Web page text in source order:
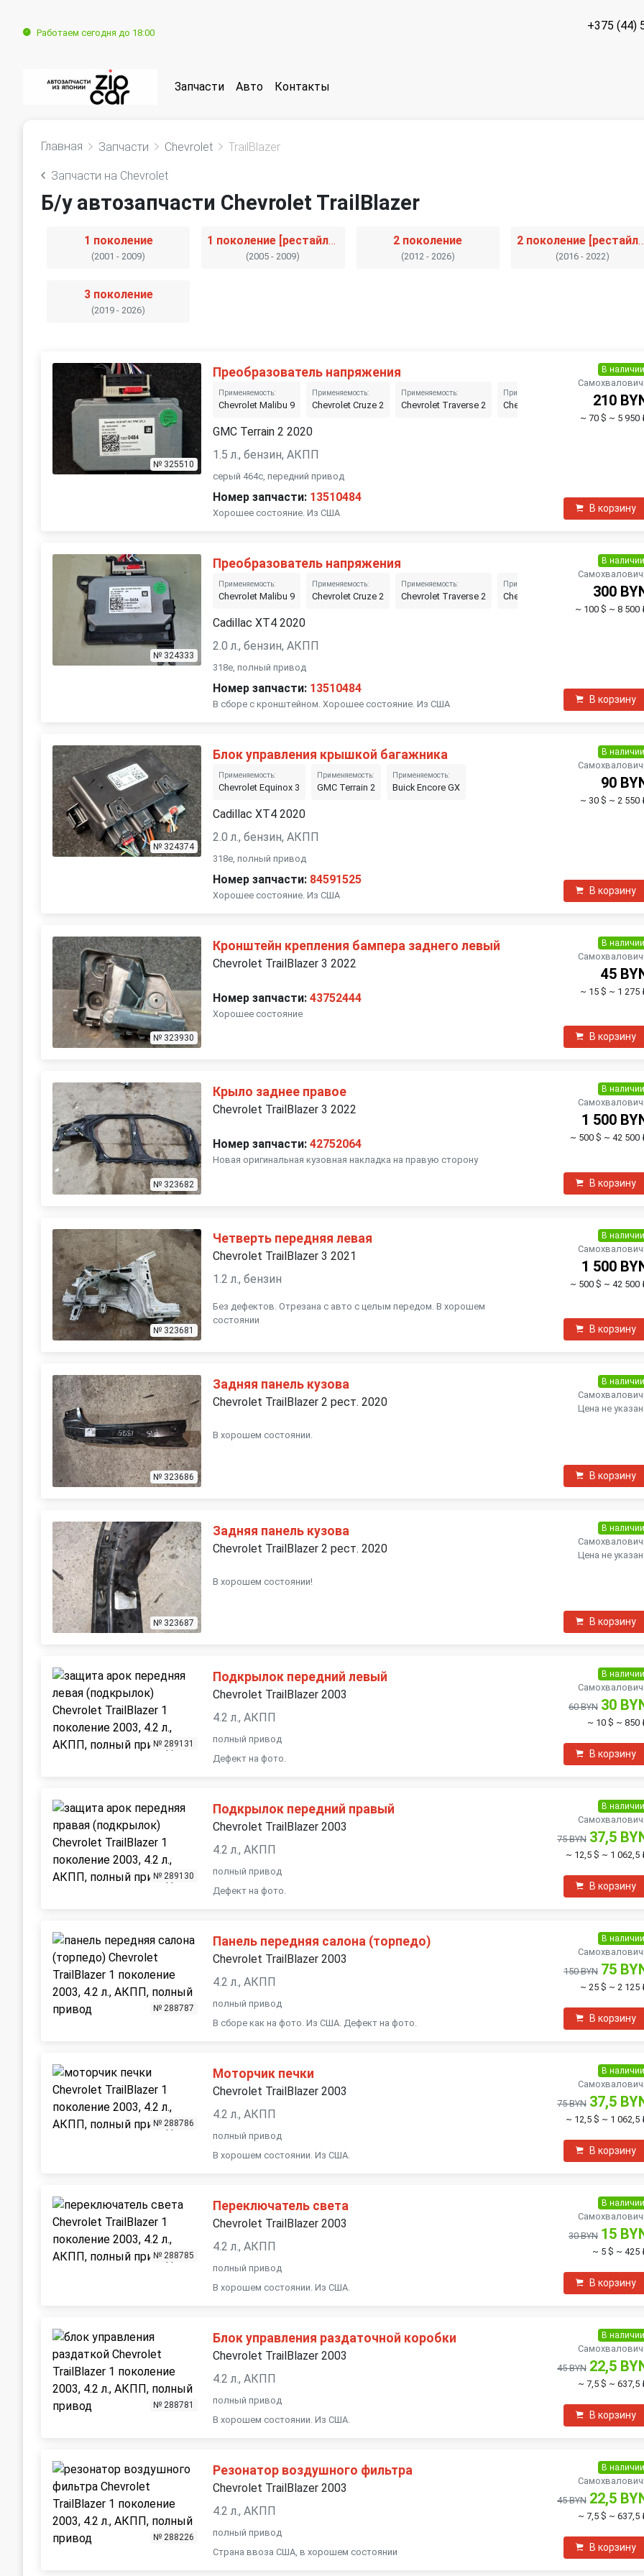
Работаем сегодня до 18:00
+375 (44)
Запчасти Авто Контакты
Главная Запчасти Chevrolet TrailBlazer
Запчасти на Chevrolet
Б/у автозапчасти Chevrolet TrailBlazer
1 поколение
(2001 - 2009)
1 поколение [рестайлинг]
(2005 - 2009)
2 поколение
(2012 - 2026)
2 поколение [рестайлинг]
(2016 - 2022)
3 поколение
(2019 - 2026)
№ 325510
Преобразователь напряжения
Применяемость:
Chevrolet Malibu 9
Применяемость:
Chevrolet Cruze 2
Применяемость:
Chevrolet Traverse 2
Применяемость:
Chevrolet Equinox 3 GMC
GMC Terrain 2 2020
1.5 л., бензин, АКПП
серый 464с, передний привод
Номер запчасти: 13510484
Хорошее состояние. Из США
В наличии
210
~ 70 $ ~ 5 950
В корзину
№ 324333
Преобразователь напряжения
Применяемость:
Chevrolet Malibu 9
Применяемость:
Chevrolet Cruze 2
Применяемость:
Chevrolet Traverse 2
Применяемость:
Chevrolet Equinox 3 GMC
Cadillac XT4 2020
2.0 л., бензин, АКПП
318e, полный привод
Номер запчасти: 13510484
В сборе с кронштейном. Хорошее состояние. Из США
В наличии
300
~ 100 $ ~ 8 500
В корзину
№ 324374
Блок управления крышкой багажника
Применяемость:
Chevrolet Equinox 3
Применяемость:
GMC Terrain 2
Применяемость:
Buick Encore GX
Cadillac XT4 2020
2.0 л., бензин, АКПП
318e, полный привод
Номер запчасти: 84591525
Хорошее состояние. Из США
В наличии
90
~ 30 $ ~ 2 550
В корзину
№ 323930
Кронштейн крепления бампера заднего левый
Chevrolet TrailBlazer 3 2022
Номер запчасти: 43752444
Хорошее состояние
В наличии
45
~ 15 $ ~ 1 275
В корзину
№ 323682
Крыло заднее правое
Chevrolet TrailBlazer 3 2022
Номер запчасти: 42752064
Новая оригинальная кузовная накладка на правую сторону
В наличии
1 500
~ 500 $ ~ 42 500
В корзину
№ 323681
Четверть передняя левая
Chevrolet TrailBlazer 3 2021
1.2 л., бензин
Без дефектов. Отрезана с авто с целым передом. В хорошем
состоянии
В наличии
1 500
~ 500 $ ~ 42 500
В корзину
№ 323686
Задняя панель кузова
Chevrolet TrailBlazer 2 рест. 2020
В хорошем состоянии.
В наличии
Цена не
В корзину
№ 323687
Задняя панель кузова
Chevrolet TrailBlazer 2 рест. 2020
В хорошем состоянии!
В наличии
Цена не
В корзину
№ 289131
Подкрылок передний левый
Chevrolet TrailBlazer 2003
4.2 л., АКПП
полный привод
Дефект на фото.
В наличии
60 BYN 30
~ 10 $ ~ 850
В корзину
№ 289130
Подкрылок передний правый
Chevrolet TrailBlazer 2003
4.2 л., АКПП
полный привод
Дефект на фото.
В наличии
75 BYN 37,5
~ 12,5 $ ~ 1 062,5
В корзину
№ 288787
Панель передняя салона (торпедо)
Chevrolet TrailBlazer 2003
4.2 л., АКПП
полный привод
В сборе как на фото. Из США. Дефект на фото.
В наличии
150 BYN 75
~ 25 $ ~ 2 125
В корзину
№ 288786
Моторчик печки
Chevrolet TrailBlazer 2003
4.2 л., АКПП
полный привод
В хорошем состоянии. Из США.
В наличии
75 BYN 37,5
~ 12,5 $ ~ 1 062,5
В корзину
№ 288785
Переключатель света
Chevrolet TrailBlazer 2003
4.2 л., АКПП
полный привод
В хорошем состоянии. Из США.
В наличии
30 BYN 15
~ 5 $ ~ 425
В корзину
№ 288781
Блок управления раздаточной коробки
Chevrolet TrailBlazer 2003
4.2 л., АКПП
полный привод
В хорошем состоянии. Из США.
В наличии
45 BYN 22,5
~ 7,5 $ ~ 637,5
В корзину
№ 288226
Резонатор воздушного фильтра
Chevrolet TrailBlazer 2003
4.2 л., АКПП
полный привод
Страна ввоза США, в хорошем состоянии
В наличии
45 BYN 22,5
~ 7,5 $ ~ 637,5
В корзину